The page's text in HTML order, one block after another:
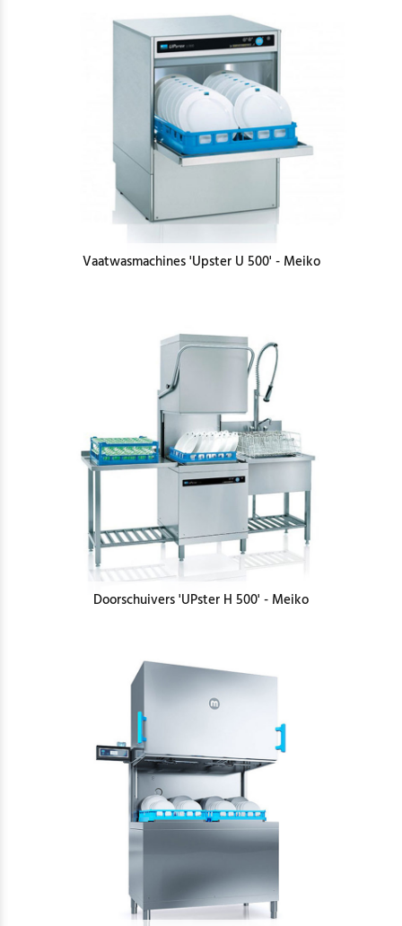
Vaatwasmachines 'Upster U 500' - Meiko
Doorschuivers 'UPster H 500' - Meiko